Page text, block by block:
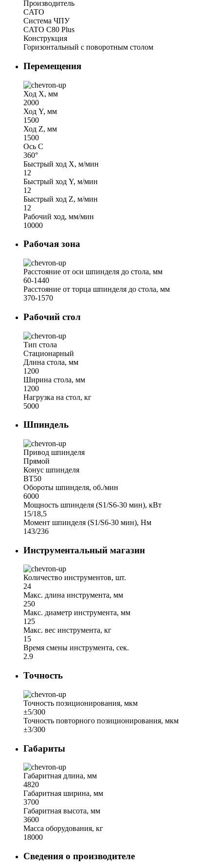
Производитель
CATO
Система ЧПУ
CATO C80 Plus
Конструкция
Горизонтальный с поворотным столом
Перемещения
Ход Х, мм
2000
Ход Y, мм
1500
Ход Z, мм
1500
Ось C
360°
Быстрый ход X, м/мин
12
Быстрый ход Y, м/мин
12
Быстрый ход Z, м/мин
12
Рабочий ход, мм/мин
10000
Рабочая зона
Расстояние от оси шпинделя до стола, мм
60-1440
Расстояние от торца шпинделя до стола, мм
370-1570
Рабочий стол
Тип стола
Стационарный
Длина стола, мм
1200
Ширина стола, мм
1200
Нагрузка на стол, кг
5000
Шпиндель
Привод шпинделя
Прямой
Конус шпинделя
BT50
Обороты шпинделя, об./мин
6000
Мощность шпинделя (S1/S6-30 мин), кВт
15/18,5
Момент шпинделя (S1/S6-30 мин), Нм
143/236
Инструментальный магазин
Количество инструментов, шт.
24
Макс. длина инструмента, мм
250
Макс. диаметр инструмента, мм
125
Макс. вес инструмента, кг
15
Время смены инструмента, сек.
2.9
Точность
Точность позиционирования, мкм
±5/300
Точность повторного позиционирования, мкм
±3/300
Габариты
Габаритная длина, мм
4820
Габаритная ширина, мм
3700
Габаритная высота, мм
3600
Масса оборудования, кг
18000
Сведения о производителе